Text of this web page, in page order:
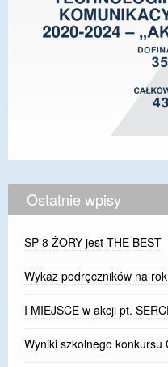
Ostatnie wpisy
SP-8 ŻORY jest THE BEST
Wykaz podręczników na
I MIEJSCE w akcji pt.
Wyniki szkolnego